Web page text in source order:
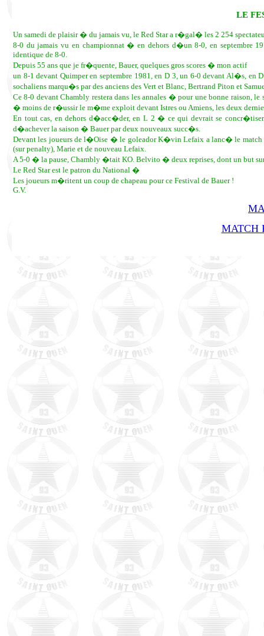
LE
Un samedi de plaisir � du jamais vu, le Red Star a r�gal� les 2 254
8-0 du jamais vu en championnat � en dehors d�un 8-0, en septembre
identique de 8-0.
Depuis 55 ans que je fr�quente, Bauer, quelques gros scores � mon actif
un 8-1 devant Quimper en septembre 1981, en D 3, un 6-0 devant Al�s, en
sochaliens marqu�s par des anciens des Vert et Blanc, Bertrand Piton et
Ce 8-0 devant Chambly restera dans les annales � pour une bonne raison,
� moins de r�ussir le m�me exploit devant Istres ou Amiens, les deux
En tout cas, en dehors d�acc�der, en L 2 � ce qui devrait se
d�achever la saison � Bauer par deux nouveaux succ�s.
Devant les joueurs de l�Oise � le goleador K�vin Lefaix a lanc� le
(sur penalty), Marie et de nouveau Lefaix.
A 5-0 � la pause, Chambly �tait KO. Belvito � deux reprises, dont un but
Le Red Star est le patron du National �
Les joueurs m�ritent un coup de chapeau pour ce Festival de Bauer !
G.V.
MATCH